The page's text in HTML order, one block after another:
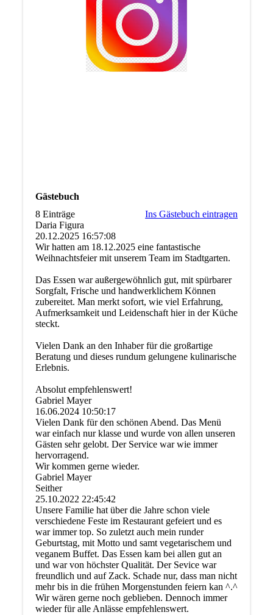
Gästebuch
8 Einträge
Ins Gästebuch eintragen
Daria Figura
20.12.2025 16:57:08
Wir hatten am 18.12.2025 eine fantastische
Weihnachtsfeier mit unserem Team im Stadtgarten.
Das Essen war außergewöhnlich gut, mit spürbarer
Sorgfalt, Frische und handwerklichem Können
zubereitet. Man merkt sofort, wie viel Erfahrung,
Aufmerksamkeit und Leidenschaft hier in der Küche
steckt.
Vielen Dank an den Inhaber für die großartige
Beratung und dieses rundum gelungene kulinarische
Erlebnis.
Absolut empfehlenswert!
Gabriel Mayer
16.06.2024 10:50:17
Vielen Dank für den schönen Abend. Das Menü
war einfach nur klasse und wurde von allen unseren
Gästen sehr gelobt. Der Service war wie immer
hervorragend.
Wir kommen gerne wieder.
Gabriel Mayer
Seither
25.10.2022 22:45:42
Unsere Familie hat über die Jahre schon viele
verschiedene Feste im Restaurant gefeiert und es
war immer top. So zuletzt auch mein runder
Geburtstag, mit Motto und samt vegetarischem und
veganem Buffet. Das Essen kam bei allen gut an
und war von höchster Qualität. Der Sevice war
freundlich und auf Zack. Schade nur, dass man nicht
mehr bis in die frühen Morgenstunden feiern kan ^.^
Wir wären gerne noch geblieben. Dennoch immer
wieder für alle Anlässe empfehlenswert.